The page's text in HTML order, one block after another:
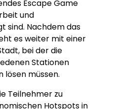
Escape Game
und
sind. Nachdem das
es weiter mit einer
bei der die
Stationen
lösen müssen.
Teilnehmer zu
Hotspots in